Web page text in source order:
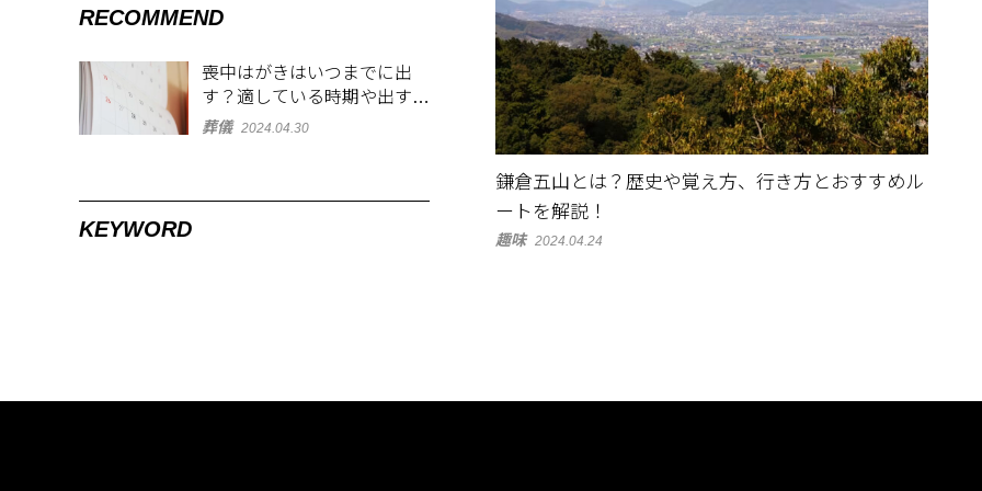
鎌倉五山とは？歴史や覚え方、行き方とおすすめル
ートを解説！
趣味 2024.04.24
RECOMMEND
喪中はがきはいつまでに出
す？適している時期や出す範
囲を解説！
葬儀 2024.04.30
KEYWORD